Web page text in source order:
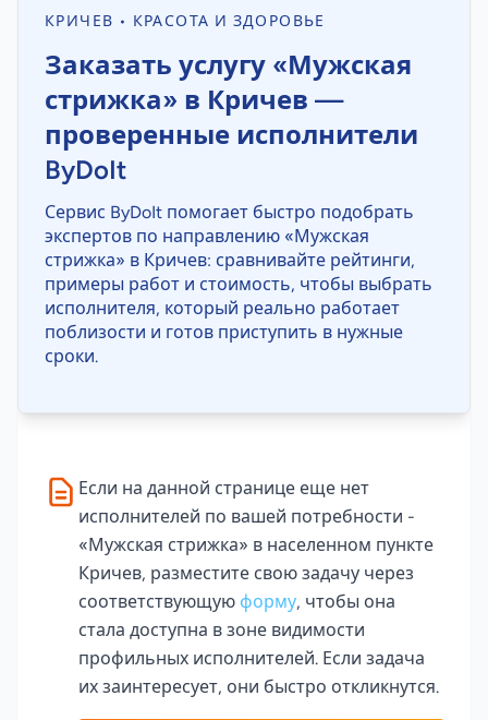
КРИЧЕВ • КРАСОТА И ЗДОРОВЬЕ
Заказать услугу «Мужская
стрижка» в Кричев —
проверенные исполнители
ByDoIt
Сервис ByDoIt помогает быстро подобрать
экспертов по направлению «Мужская
стрижка» в Кричев: сравнивайте рейтинги,
примеры работ и стоимость, чтобы выбрать
исполнителя, который реально работает
поблизости и готов приступить в нужные
сроки.
Если на данной странице еще нет
исполнителей по вашей потребности -
«Мужская стрижка» в населенном пункте
Кричев, разместите свою задачу через
соответствующую форму, чтобы она
стала доступна в зоне видимости
профильных исполнителей. Если задача
их заинтересует, они быстро откликнутся.